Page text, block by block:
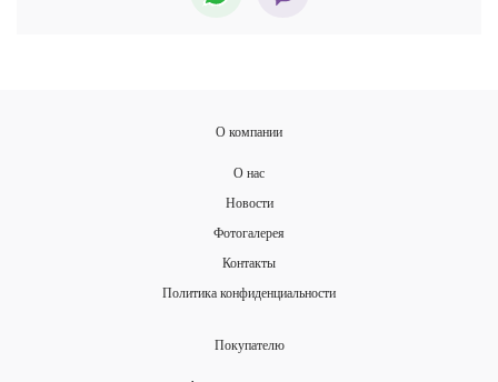
О компании
О нас
Новости
Фотогалерея
Контакты
Политика конфиденциальности
Покупателю